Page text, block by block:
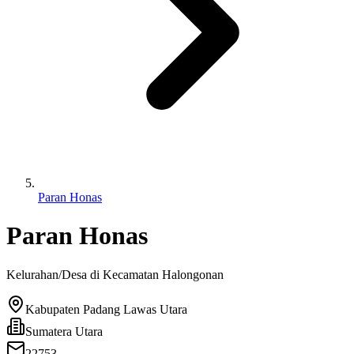
Paran Honas
Paran Honas
Kelurahan/Desa di Kecamatan Halongonan
Kabupaten Padang Lawas Utara
Sumatera Utara